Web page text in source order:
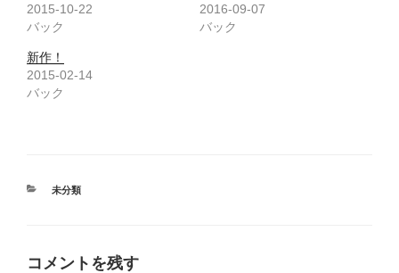
2015-10-22
バック
2016-09-07
バック
新作！
2015-02-14
バック
カ
未分類
コメントを残す